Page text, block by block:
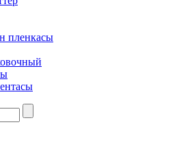
пленкасы